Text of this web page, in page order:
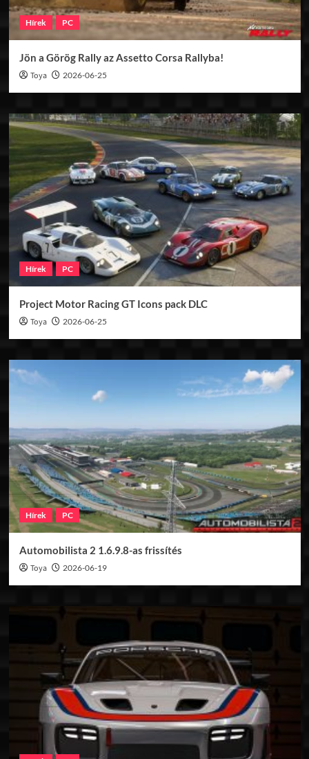
Hírek PC
Jön a Görög Rally az Assetto Corsa Rallyba!
Toya 2026-06-25
Hírek PC
Project Motor Racing GT Icons pack DLC
Toya 2026-06-25
Hírek PC
Automobilista 2 1.6.9.8-as frissítés
Toya 2026-06-19